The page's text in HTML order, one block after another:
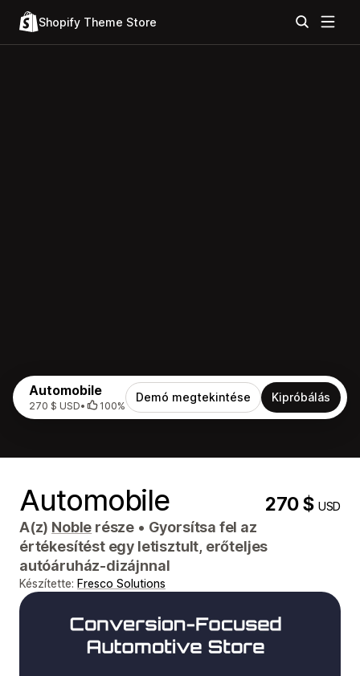
Shopify Theme Store
Automobile
270 $ USD• 100%
Demó megtekintése Kipróbálás
Automobile 270 $USD
A(z) Noble része • Gyorsítsa fel az
értékesítést egy letisztult, erőteljes
autóáruház-dizájnnal
Készítette: Fresco Solutions